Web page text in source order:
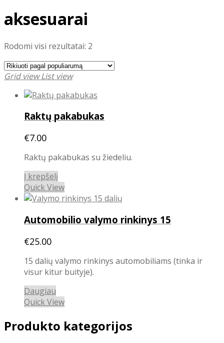
aksesuarai
Rodomi visi rezultatai: 2
populiarumą
Grid view List view
Raktų pakabukas
€7.00
Raktų pakabukas su žiedeliu.
Į krepšelį
Quick View
Automobilio valymo rinkinys 15
€25.00
15 dalių valymo rinkinys automobiliams (tinka ir
visur kitur buityje).
Daugiau
Quick View
Produkto kategorijos